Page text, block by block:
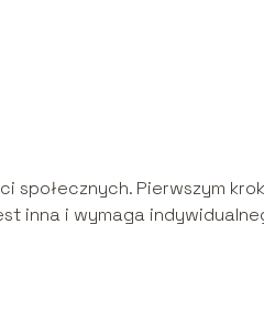
społecznych. Pierwszym
inna i wymaga